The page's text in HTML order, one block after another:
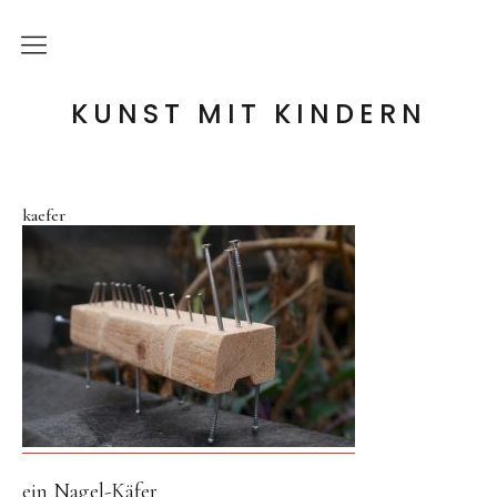
KUNST MIT KINDERN
die Idee
Holzwerkstatt
Tonwerkstatt
Farb-Werkstatt
Wir schaffen Landschaften
Handpuppen-Werkstatt
Steckentiere-Werkstatt
kaefer
ein Nagel-Käfer